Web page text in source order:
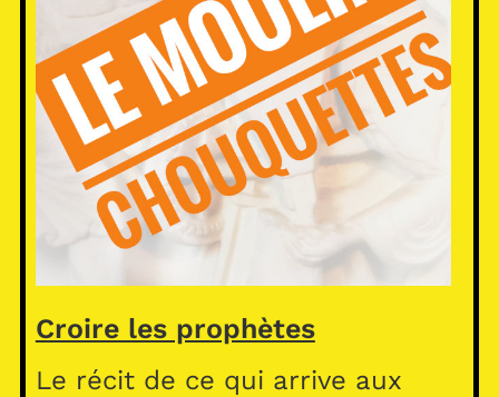
Croire les prophètes
Le récit de ce qui arrive aux